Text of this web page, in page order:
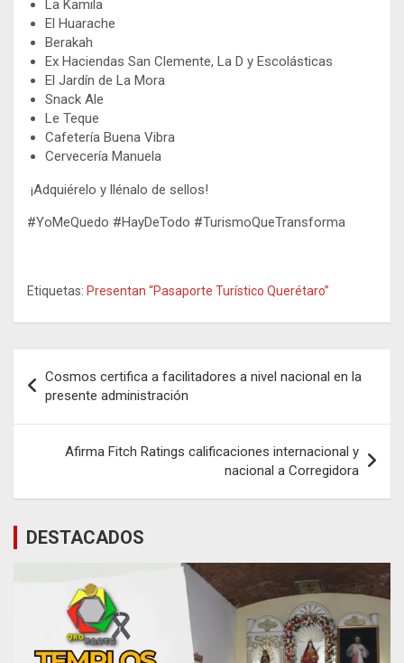
La Kamila
El Huarache
Berakah
Ex Haciendas San Clemente, La D y Escolásticas
El Jardín de La Mora
Snack Ale
Le Teque
Cafetería Buena Vibra
Cervecería Manuela
¡Adquiérelo y llénalo de sellos!
#YoMeQuedo #HayDeTodo #TurismoQueTransforma
Etiquetas: Presentan “Pasaporte Turístico Querétaro”
de
entradas
Cosmos certifica a facilitadores a nivel nacional en la
presente administración
Afirma Fitch Ratings calificaciones internacional y
nacional a Corregidora
DESTACADOS